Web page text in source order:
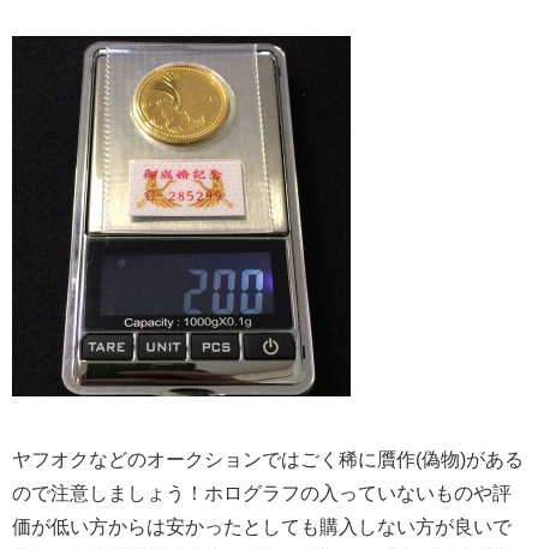
ヤフオクなどのオークションではごく稀に贋作(偽物)がある
ので注意しましょう！ホログラフの入っていないものや評
価が低い方からは安かったとしても購入しない方が良いで